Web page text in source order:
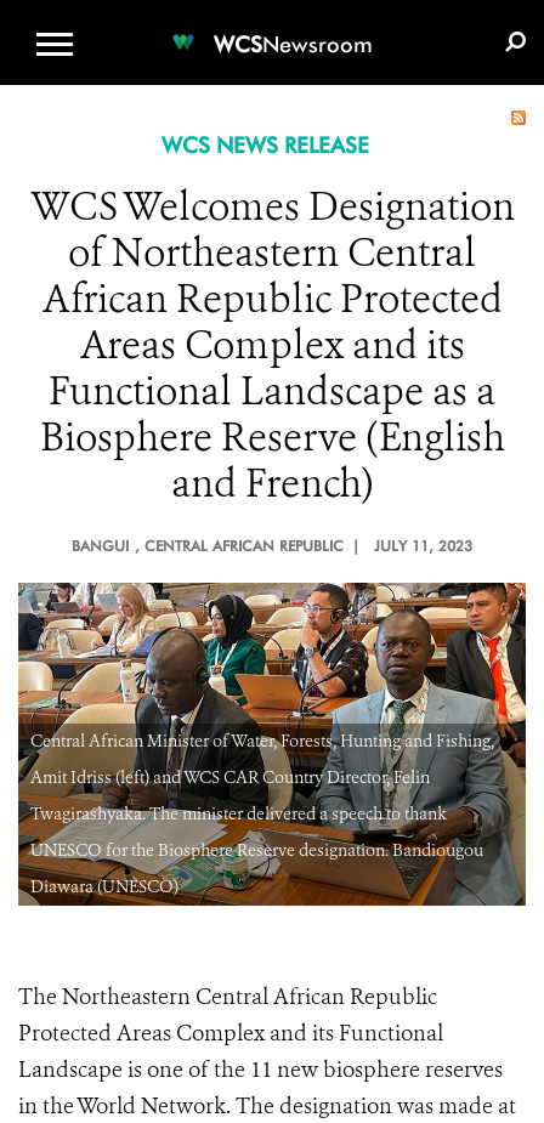
WCSNewsroom
WCS NEWS RELEASE
WCS Welcomes Designation
of Northeastern Central
African Republic Protected
Areas Complex and its
Functional Landscape as a
Biosphere Reserve (English
and French)
BANGUI , CENTRAL AFRICAN REPUBLIC | JULY 11, 2023
Central African Minister of Water, Forests, Hunting and Fishing,
Amit Idriss (left) and WCS CAR Country Director, Felin
Twagirashyaka. The minister delivered a speech to thank
UNESCO for the Biosphere Reserve designation. Bandiougou
Diawara (UNESCO)
The Northeastern Central African Republic
Protected Areas Complex and its Functional
Landscape is one of the 11 new biosphere reserves
in the World Network. The designation was made at